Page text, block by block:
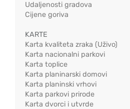
Udaljenosti gradova
Cijene goriva
KARTE
Karta kvaliteta zraka (Uživo)
Karta nacionalni parkovi
Karta toplice
Karta planinarski domovi
Karta planinski vrhovi
Karta parkovi prirode
Karta dvorci i utvrde